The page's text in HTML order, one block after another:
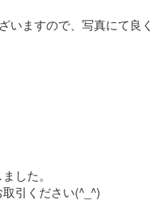
いますので、写真にて良く
した。
引ください(^_^)